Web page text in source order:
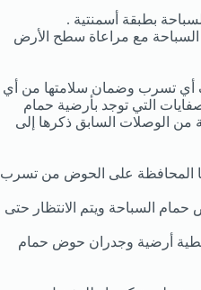
بطبقة أسمنتية .
السباحة مع مراعاة سطح الأرض
أي تسرب وضمان سلامتها من أي
التي توجد بأرضية حمام
من الوصلات السابق ذكرها إلى
المحافظة على الحوض من تسرب
السباحة ويتم الانتظار حتى
أرضية وجدران حوض حمام